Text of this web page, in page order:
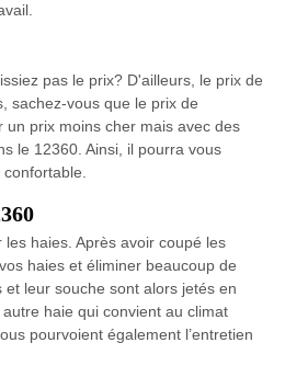
pas le prix? D'ailleurs, le prix de
sachez-vous que le prix de
prix moins cher mais avec des
le 12360. Ainsi, il pourra vous
haies. Après avoir coupé les
haies et éliminer beaucoup de
leur souche sont alors jetés en
haie qui convient au climat
pourvoient également l’entretien